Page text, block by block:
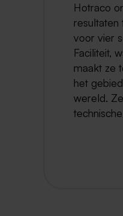
Hotraco
resultaten
voor vier
Faciliteit,
maakt ze
het
wereld.